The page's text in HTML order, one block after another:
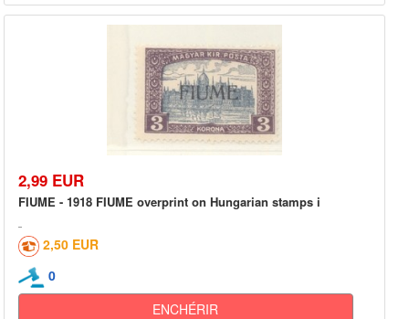
2,99 EUR
FIUME - 1918 FIUME overprint on Hungarian stamps i
2,50 EUR
0
ENCHÉRIR